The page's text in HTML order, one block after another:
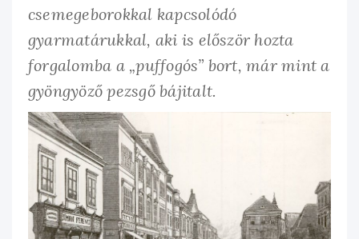
csemegeborokkal kapcsolódó
gyarmatárukkal, aki is először hozta
forgalomba a „puffogós” bort, már mint a
gyöngyöző pezsgő bájitalt.